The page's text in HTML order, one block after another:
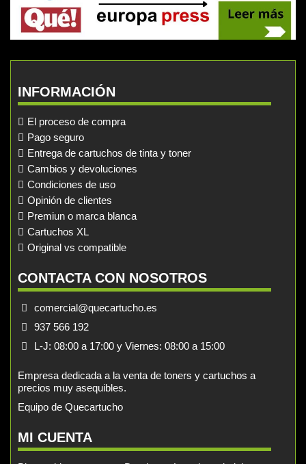
INFORMACIÓN
El proceso de compra
Pago seguro
Entrega de cartuchos de tinta y toner
Cambios y devoluciones
Condiciones de uso
Opinión de clientes
Premiun o marca blanca
Cartuchos XL
Original vs compatible
CONTACTA CON NOSOTROS
comercial@quecartucho.es
937 566 192
L-J: 08:00 a 17:00 y Viernes: 08:00 a 15:00
Empresa dedicada a la venta de toners y cartuchos a
precios muy asequibles.
Equipo de Quecartucho
MI CUENTA